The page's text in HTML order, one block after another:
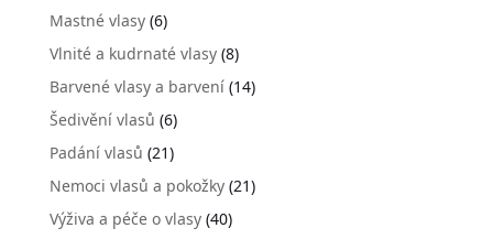
Mastné vlasy(6)
Vlnité a kudrnaté vlasy(8)
Barvené vlasy a barvení(14)
Šedivění vlasů (6)
Padání vlasů (21)
Nemoci vlasů a pokožky(21)
Výživa a péče o vlasy(40)